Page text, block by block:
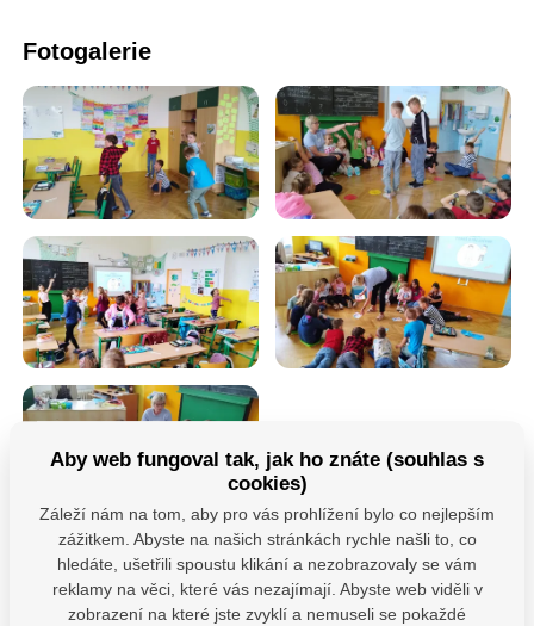
Fotogalerie
Máte dotazy?
Kontaktujte nás
Aby web fungoval tak, jak ho znáte (souhlas s
cookies)
Záleží nám na tom, aby pro vás prohlížení bylo co nejlepším
zážitkem. Abyste na našich stránkách rychle našli to, co
hledáte, ušetřili spoustu klikání a nezobrazovaly se vám
reklamy na věci, které vás nezajímají. Abyste web viděli v
zobrazení na které jste zvyklí a nemuseli se pokaždé